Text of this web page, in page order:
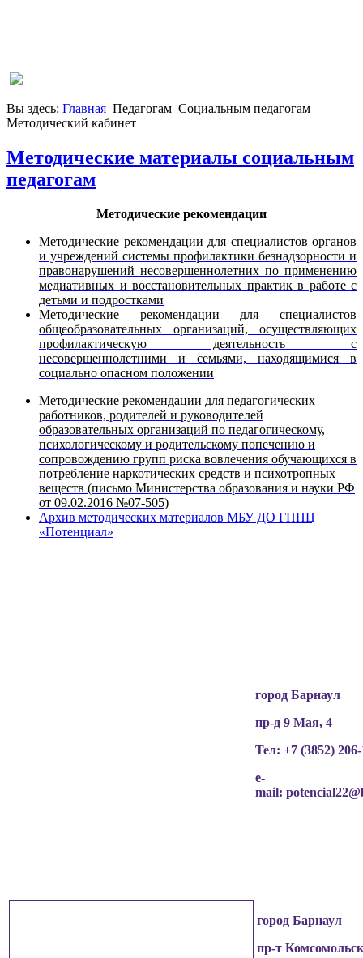
Вы здесь: Главная Педагогам Социальным педагогам
Методический кабинет
Методические материалы социальным
педагогам
Методические рекомендации
Методические рекомендации для специалистов органов
и учреждений системы профилактики безнадзорности и
правонарушений несовершеннолетних по применению
медиативных и восстановительных практик в работе с
детьми и подростками
Методические рекомендации для специалистов
общеобразовательных организаций, осуществляющих
профилактическую деятельность с
несовершеннолетними и семьями, находящимися в
социально опасном положении
Методические рекомендации для педагогических
работников, родителей и руководителей
образовательных организаций по педагогическому,
психологическому и родительскому попечению и
сопровождению групп риска вовлечения обучающихся в
потребление наркотических средств и психотропных
веществ (письмо Министерства образования и науки РФ
от 09.02.2016 №07-505)
Архив методических материалов МБУ ДО ГППЦ
«Потенциал»
город Барнаул
пр-д 9 Мая, 4
Тел: +7 (3852)
e-
mail:
город Барнаул
пр-т